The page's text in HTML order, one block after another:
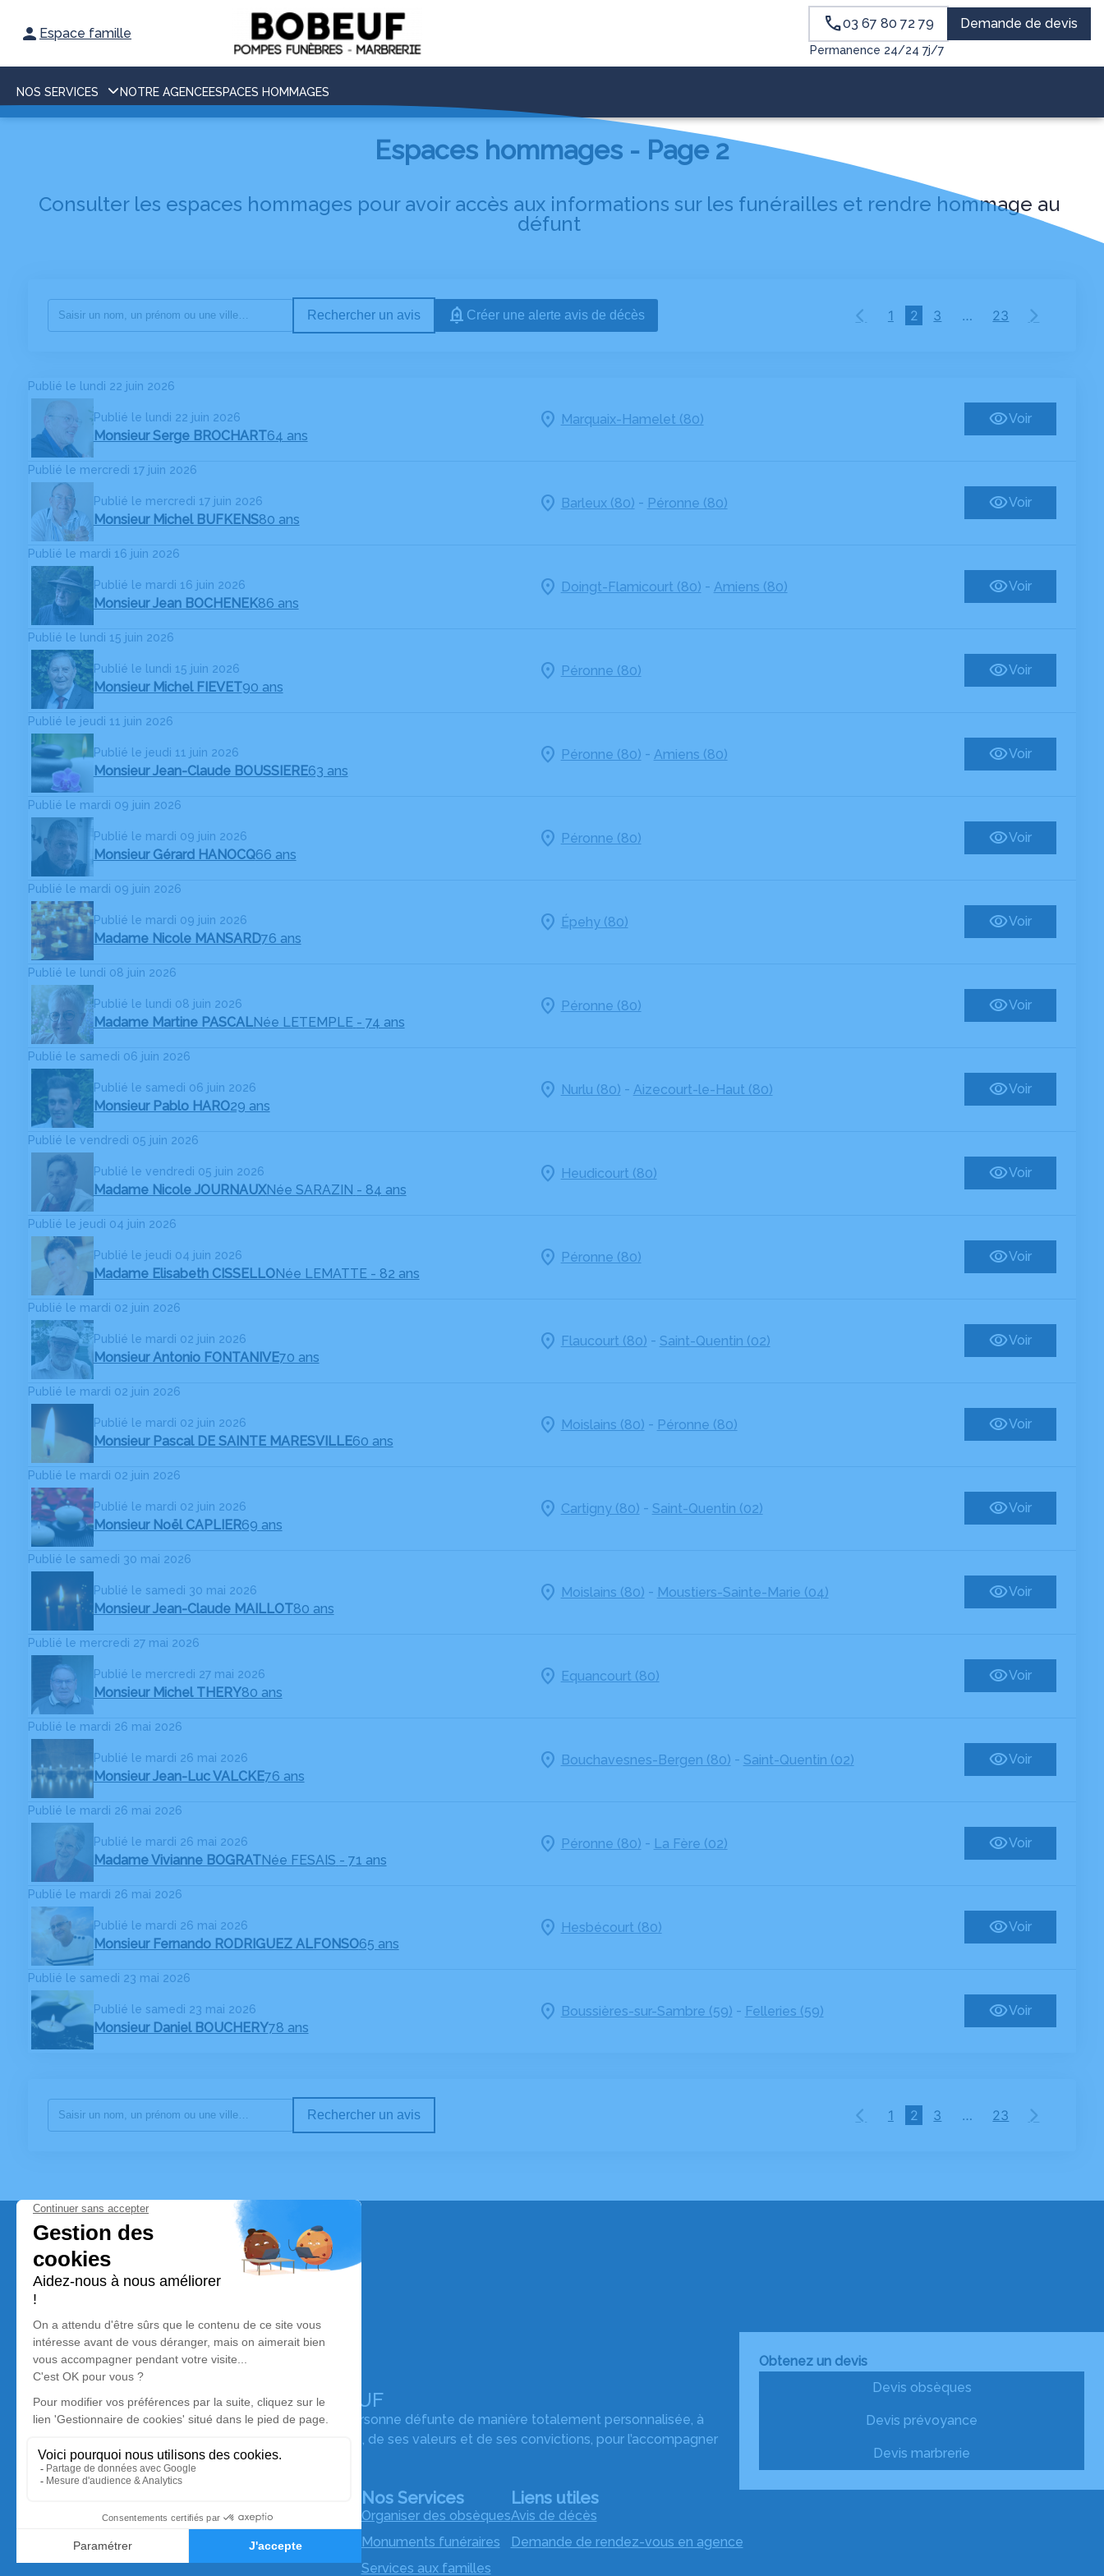
Espace famille
Permanence 24/24 7j/7
03 67 80 72 79 Demande de devis
NOS SERVICES NOTRE AGENCEESPACES HOMMAGES
Espaces hommages - Page 2
Consulter les espaces hommages pour avoir accès aux informations sur les funérailles et rendre hommage au
défunt
Rechercher un avis Créer une alerte avis de décès 1 2 3 … 23
Publié le lundi 22 juin 2026
Publié le lundi 22 juin 2026
Monsieur Serge BROCHART64 ans
Marquaix-Hamelet (80) Voir
Publié le mercredi 17 juin 2026
Publié le mercredi 17 juin 2026
Monsieur Michel BUFKENS80 ans
Barleux (80) - Péronne (80) Voir
Publié le mardi 16 juin 2026
Publié le mardi 16 juin 2026
Monsieur Jean BOCHENEK86 ans
Doingt-Flamicourt (80) - Amiens (80) Voir
Publié le lundi 15 juin 2026
Publié le lundi 15 juin 2026
Monsieur Michel FIEVET90 ans
Péronne (80) Voir
Publié le jeudi 11 juin 2026
Publié le jeudi 11 juin 2026
Monsieur Jean-Claude BOUSSIERE63 ans
Péronne (80) - Amiens (80) Voir
Publié le mardi 09 juin 2026
Publié le mardi 09 juin 2026
Monsieur Gérard HANOCQ66 ans
Péronne (80) Voir
Publié le mardi 09 juin 2026
Publié le mardi 09 juin 2026
Madame Nicole MANSARD76 ans
Épehy (80) Voir
Publié le lundi 08 juin 2026
Publié le lundi 08 juin 2026
Madame Martine PASCALNée LETEMPLE - 74 ans
Péronne (80) Voir
Publié le samedi 06 juin 2026
Publié le samedi 06 juin 2026
Monsieur Pablo HARO29 ans
Nurlu (80) - Aizecourt-le-Haut (80) Voir
Publié le vendredi 05 juin 2026
Publié le vendredi 05 juin 2026
Madame Nicole JOURNAUXNée SARAZIN - 84 ans
Heudicourt (80) Voir
Publié le jeudi 04 juin 2026
Publié le jeudi 04 juin 2026
Madame Elisabeth CISSELLONée LEMATTE - 82 ans
Péronne (80) Voir
Publié le mardi 02 juin 2026
Publié le mardi 02 juin 2026
Monsieur Antonio FONTANIVE70 ans
Flaucourt (80) - Saint-Quentin (02) Voir
Publié le mardi 02 juin 2026
Publié le mardi 02 juin 2026
Monsieur Pascal DE SAINTE MARESVILLE60 ans
Moislains (80) - Péronne (80) Voir
Publié le mardi 02 juin 2026
Publié le mardi 02 juin 2026
Monsieur Noël CAPLIER69 ans
Cartigny (80) - Saint-Quentin (02) Voir
Publié le samedi 30 mai 2026
Publié le samedi 30 mai 2026
Monsieur Jean-Claude MAILLOT80 ans
Moislains (80) - Moustiers-Sainte-Marie (04) Voir
Publié le mercredi 27 mai 2026
Publié le mercredi 27 mai 2026
Monsieur Michel THERY80 ans
Equancourt (80) Voir
Publié le mardi 26 mai 2026
Publié le mardi 26 mai 2026
Monsieur Jean-Luc VALCKE76 ans
Bouchavesnes-Bergen (80) - Saint-Quentin (02) Voir
Publié le mardi 26 mai 2026
Publié le mardi 26 mai 2026
Madame Vivianne BOGRATNée FESAIS - 71 ans
Péronne (80) - La Fère (02) Voir
Publié le mardi 26 mai 2026
Publié le mardi 26 mai 2026
Monsieur Fernando RODRIGUEZ ALFONSO65 ans
Hesbécourt (80) Voir
Publié le samedi 23 mai 2026
Publié le samedi 23 mai 2026
Monsieur Daniel BOUCHERY78 ans
Boussières-sur-Sambre (59) - Felleries (59) Voir
Rechercher un avis 1 2 3 … 23
Pompes Funèbres - Marbrerie BOBEUF
Nos équipes vous aident à honorer la mémoire de la personne défunte de manière totalement personnalisée, à
perpétuer son souvenir dans le respect de ses volontés, de ses valeurs et de ses convictions, pour l’accompagner
avec dignité dans son dernier voyage.
Obtenez un devis
Devis obsèques
Devis prévoyance
Devis marbrerie
Nos Services
Organiser des obsèques
Monuments funéraires
Services aux familles
Liens utiles
Avis de décès
Demande de rendez-vous en agence